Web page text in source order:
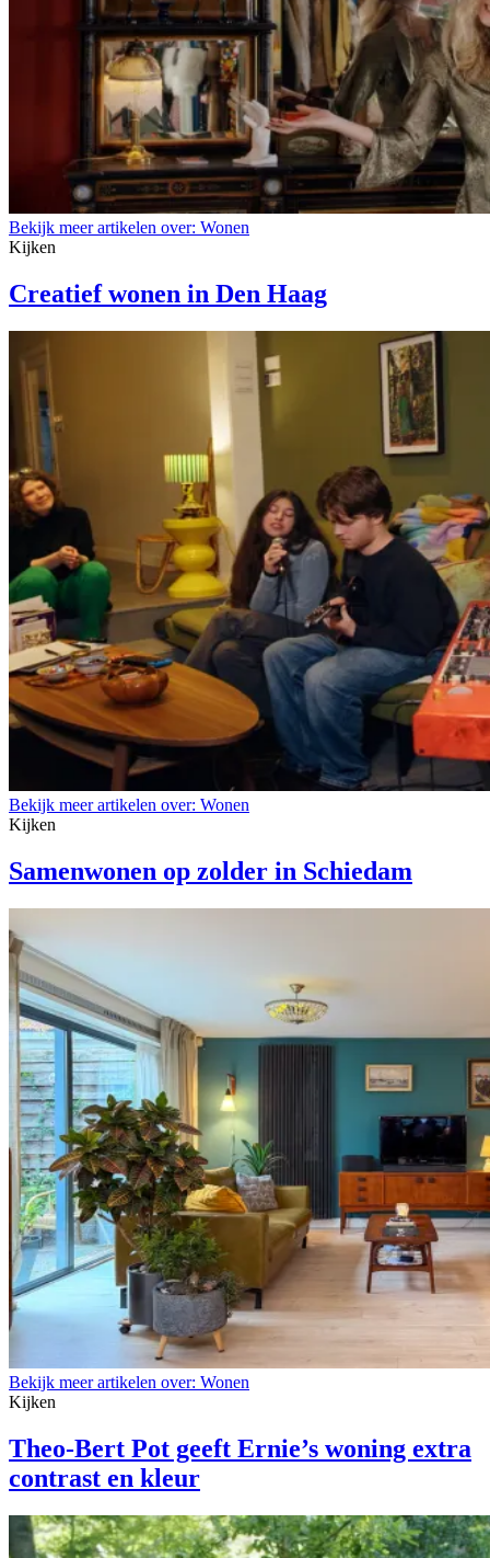
Bekijk meer artikelen over: Wonen
Kijken
Creatief wonen in Den Haag
Bekijk meer artikelen over: Wonen
Kijken
Samenwonen op zolder in Schiedam
Bekijk meer artikelen over: Wonen
Kijken
Theo-Bert Pot geeft Ernie’s woning extra
contrast en kleur